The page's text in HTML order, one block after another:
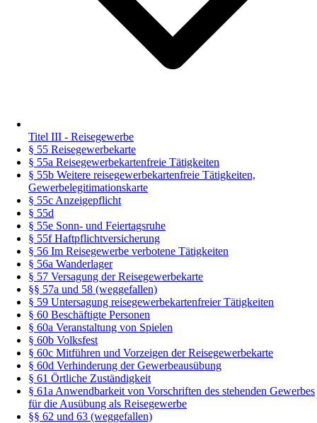
Titel III - Reisegewerbe
§ 55 Reisegewerbekarte
§ 55a Reisegewerbekartenfreie Tätigkeiten
§ 55b Weitere reisegewerbekartenfreie Tätigkeiten,
Gewerbelegitimationskarte
§ 55c Anzeigepflicht
§ 55d
§ 55e Sonn- und Feiertagsruhe
§ 55f Haftpflichtversicherung
§ 56 Im Reisegewerbe verbotene Tätigkeiten
§ 56a Wanderlager
§ 57 Versagung der Reisegewerbekarte
§§ 57a und 58 (weggefallen)
§ 59 Untersagung reisegewerbekartenfreier Tätigkeiten
§ 60 Beschäftigte Personen
§ 60a Veranstaltung von Spielen
§ 60b Volksfest
§ 60c Mitführen und Vorzeigen der Reisegewerbekarte
§ 60d Verhinderung der Gewerbeausübung
§ 61 Örtliche Zuständigkeit
§ 61a Anwendbarkeit von Vorschriften des stehenden Gewerbes
für die Ausübung als Reisegewerbe
§§ 62 und 63 (weggefallen)